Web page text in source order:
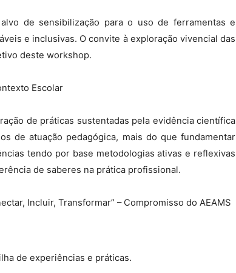
de sensibilização para o uso de ferramentas e
e inclusivas. O convite à exploração vivencial das
deste workshop.
Escolar
de práticas sustentadas pela evidência científica
de atuação pedagógica, mais do que fundamentar
tendo por base metodologias ativas e reflexivas
de saberes na prática profissional.
Incluir, Transformar” – Compromisso do AEAMS
de experiências e práticas.